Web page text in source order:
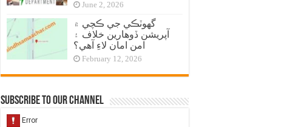
June 2, 2026
گهوٽڪي جي ڪچي ۾
آپريشن ڏوهارين خلاف ۽
امن امان لاءِ آهي؟
February 12, 2026
Subscribe to our Channel